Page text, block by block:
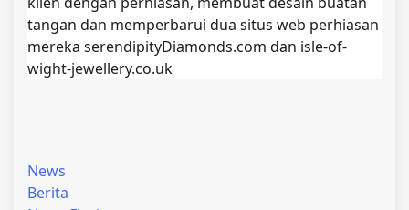
tangan dan memperbarui dua situs web perhiasan
mereka serendipityDiamonds.com dan isle-of-
wight-jewellery.co.uk
News
Berita